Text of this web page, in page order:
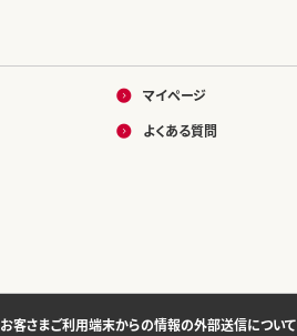
マイページ
よくある質問
お客さまご利用端末からの情報の外部送信について